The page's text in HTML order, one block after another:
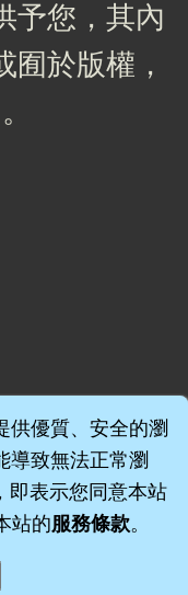
予您，其內
囿於版權，
～2026
供優質、安全的瀏
導致無法正常瀏
即表示您同意本站
站的服務條款。